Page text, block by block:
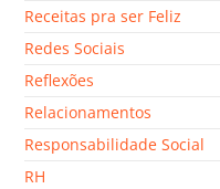
Receitas pra ser Feliz
Redes Sociais
Reflexões
Relacionamentos
Responsabilidade Social
RH